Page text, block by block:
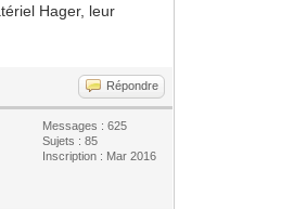
Hager, leur
Répondre
Messages : 625
Sujets : 85
Inscription : Mar 2016